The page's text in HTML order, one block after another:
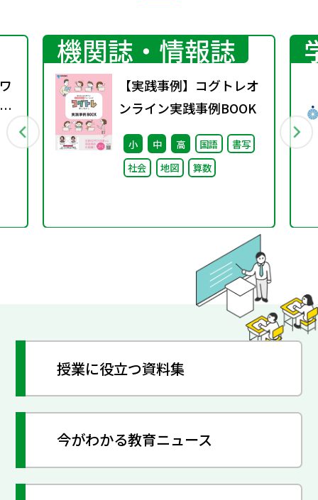
機関誌・情報誌
【実践事例】コグトレオ
ンライン実践事例BOOK
小 中 高 国語
書写
社会
地図 算数
授業に役立つ資料集
今がわかる教育ニュース